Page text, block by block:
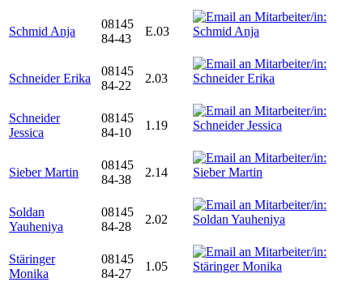
Schmid Anja
08145
84-43
E.03
Schneider Erika
08145
84-22
2.03
Schneider
Jessica
08145
84-10
1.19
Sieber Martin
08145
84-38
2.14
Soldan
Yauheniya
08145
84-28
2.02
Stäringer
Monika
08145
84-27
1.05